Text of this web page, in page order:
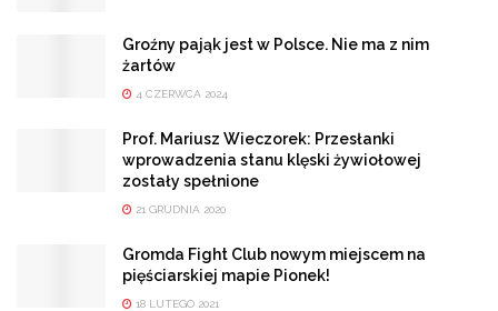
Groźny pająk jest w Polsce. Nie ma z nim
żartów
4 CZERWCA 2024
Prof. Mariusz Wieczorek: Przesłanki
wprowadzenia stanu klęski żywiołowej
zostały spełnione
21 GRUDNIA 2020
Gromda Fight Club nowym miejscem na
pięściarskiej mapie Pionek!
18 LUTEGO 2021